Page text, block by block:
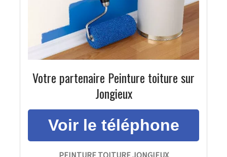
Votre partenaire Peinture toiture sur
Jongieux
PEINTURE TOITURE JONGIEUX